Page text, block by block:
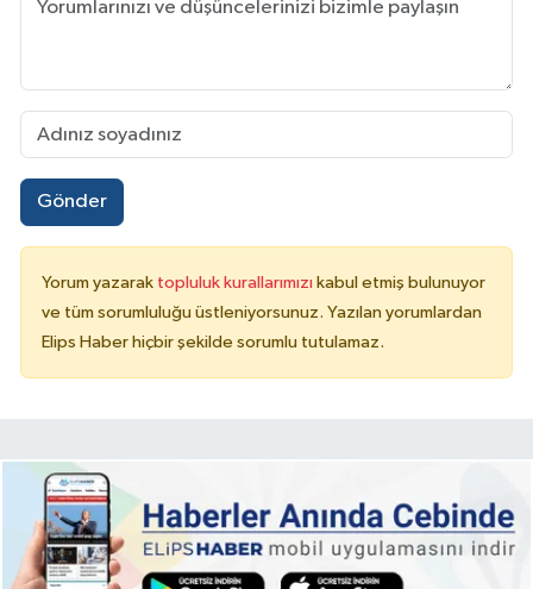
Gönder
Yorum yazarak topluluk kurallarımızı kabul etmiş bulunuyor
ve tüm sorumluluğu üstleniyorsunuz. Yazılan yorumlardan
Elips Haber hiçbir şekilde sorumlu tutulamaz.